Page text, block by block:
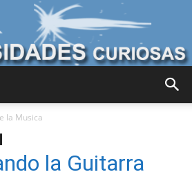
Curiosas
la Musica
la Guitarra